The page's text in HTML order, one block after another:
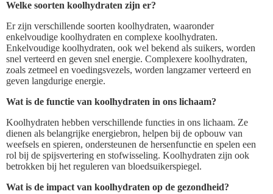
Welke soorten koolhydraten zijn er?
Er zijn verschillende soorten koolhydraten, waaronder
enkelvoudige koolhydraten en complexe koolhydraten.
Enkelvoudige koolhydraten, ook wel bekend als suikers, worden
snel verteerd en geven snel energie. Complexere koolhydraten,
zoals zetmeel en voedingsvezels, worden langzamer verteerd en
geven langdurige energie.
Wat is de functie van koolhydraten in ons lichaam?
Koolhydraten hebben verschillende functies in ons lichaam. Ze
dienen als belangrijke energiebron, helpen bij de opbouw van
weefsels en spieren, ondersteunen de hersenfunctie en spelen een
rol bij de spijsvertering en stofwisseling. Koolhydraten zijn ook
betrokken bij het reguleren van bloedsuikerspiegel.
Wat is de impact van koolhydraten op de gezondheid?